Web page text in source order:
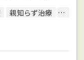
親知らず治療
PMTC